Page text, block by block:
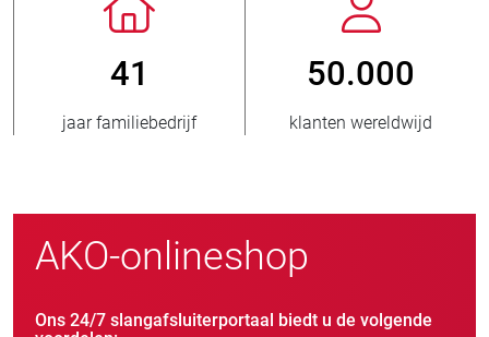
nieuwe klanten/jaar
>
verkochte eenheden
AKO-onlineshop
Ons 24/7 slangafsluiterportaal biedt u de volgende